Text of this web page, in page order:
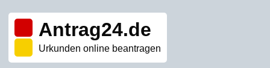
Antrag24.de
Urkunden online beantragen